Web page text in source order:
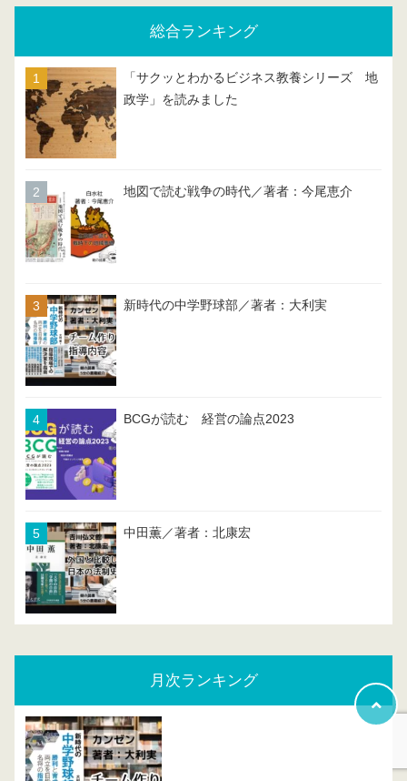
総合ランキング
「サクッとわかるビジネス教養シリーズ 地
政学」を読みました
地図で読む戦争の時代／著者：今尾恵介
新時代の中学野球部／著者：大利実
BCGが読む 経営の論点2023
中田薫／著者：北康宏
月次ランキング